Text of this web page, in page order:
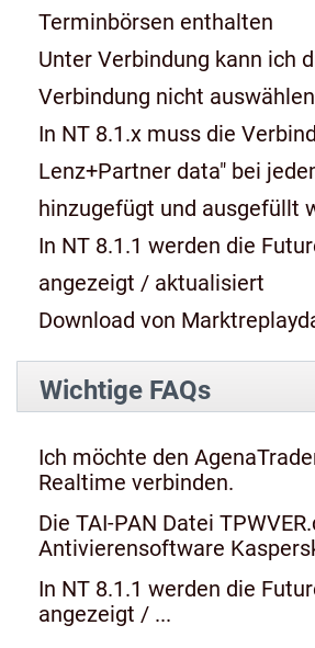
Terminbörsen enthalten
Unter Verbindung kann ich
Verbindung nicht
In NT 8.1.x muss die
Lenz+Partner data" bei
hinzugefügt und ausgefüllt
In NT 8.1.1 werden die
angezeigt / aktualisiert
Download von
Wichtige FAQs
Ich möchte den
Realtime verbinden.
Die TAI-PAN Datei
Antivierensoftware
In NT 8.1.1 werden die
angezeigt / ...